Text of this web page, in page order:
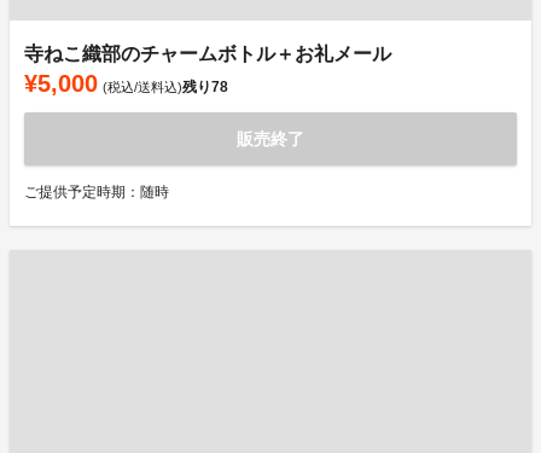
寺ねこ織部のチャームボトル＋お礼メール
¥5,000 (税込/送料込)残り78
販売終了
ご提供予定時期：随時